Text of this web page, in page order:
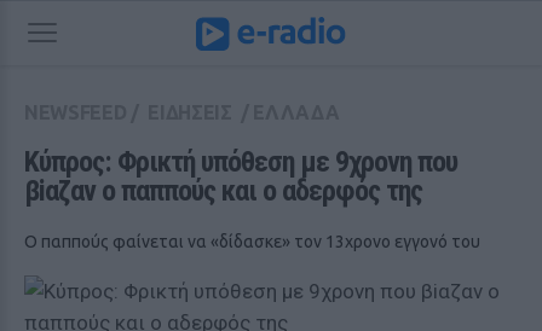
Κύπρος: Φρικτή υπόθεση με 9χρονη που
βiαζαν ο παππούς και ο αδερφός της
Ο παππούς φαίνεται να «δίδασκε» τον 13χρονο εγγονό του